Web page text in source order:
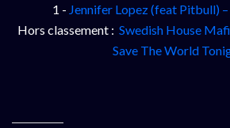
1 - Jennifer Lopez (feat Pitbull)
Hors classement : Swedish House
Save The World